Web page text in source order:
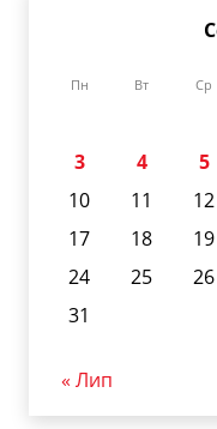
Пн Вт Ср
3
4 5
10
11 12
17
18 19
24
25 26
31
« Лип